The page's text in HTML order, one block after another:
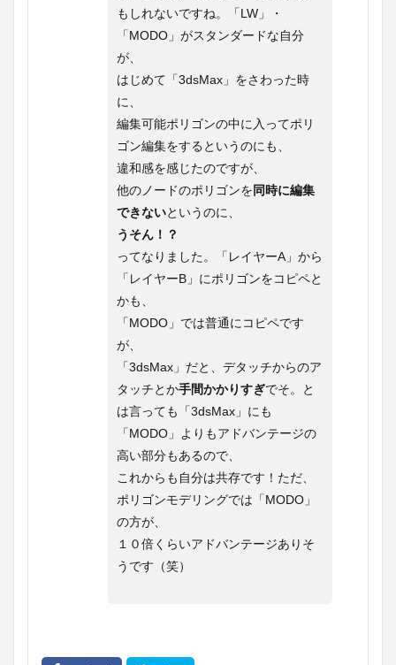
もしれないですね。「LW」・
「MODO」がスタンダードな自分
が、
はじめて「3dsMax」をさわった時
に、
編集可能ポリゴンの中に入ってポリ
ゴン編集をするというのにも、
違和感を感じたのですが、
他のノードのポリゴンを同時に編集
できないというのに、
うそん！？
ってなりました。「レイヤーA」から
「レイヤーB」にポリゴンをコピペと
かも、
「MODO」では普通にコピペです
が、
「3dsMax」だと、デタッチからのア
タッチとか手間かかりすぎでそ。と
は言っても「3dsMax」にも
「MODO」よりもアドバンテージの
高い部分もあるので、
これからも自分は共存です！ただ、
ポリゴンモデリングでは「MODO」
の方が、
１０倍くらいアドバンテージありそ
うです（笑）